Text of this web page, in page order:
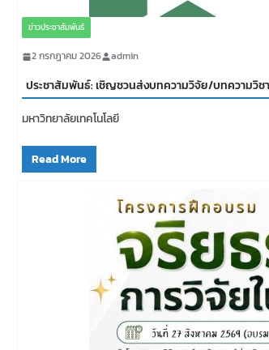
ข่าวประชาสัมพันธ์
2 กรกฎาคม 2026 admin
ประชาสัมพันธ์: เชิญชวนส่งบทความวิจัย/บทความวิช
มหาวิทยาลัยเทคโนโลยี
Read More